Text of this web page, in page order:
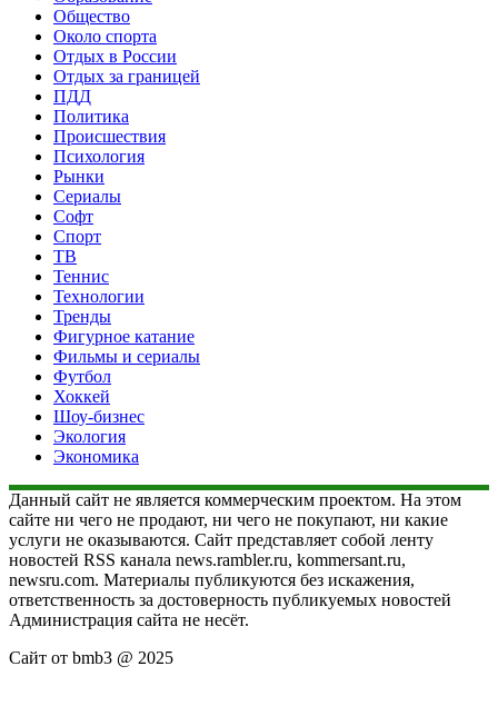
Общество
Около спорта
Отдых в России
Отдых за границей
ПДД
Политика
Происшествия
Психология
Рынки
Сериалы
Софт
Спорт
ТВ
Теннис
Технологии
Тренды
Фигурное катание
Фильмы и сериалы
Футбол
Хоккей
Шоу-бизнес
Экология
Экономика
Данный сайт не является коммерческим проектом. На этом
сайте ни чего не продают, ни чего не покупают, ни какие
услуги не оказываются. Сайт представляет собой ленту
новостей RSS канала news.rambler.ru, kommersant.ru,
newsru.com. Материалы публикуются без искажения,
ответственность за достоверность публикуемых новостей
Администрация сайта не несёт.
Сайт от bmb3 @ 2025